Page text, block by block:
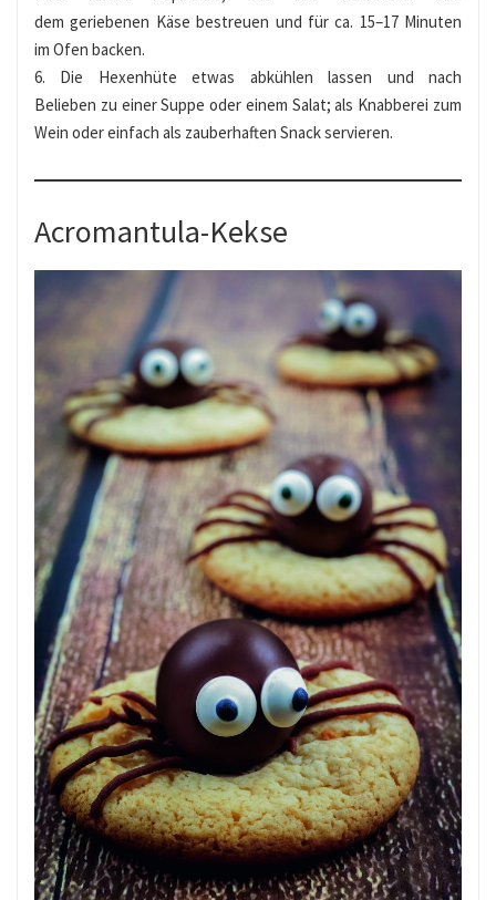
dem geriebenen Käse bestreuen und für ca. 15–17 Minuten
im Ofen backen.
6. Die Hexenhüte etwas abkühlen lassen und nach
Belieben zu einer Suppe oder einem Salat; als Knabberei zum
Wein oder einfach als zauberhaften Snack servieren.
Acromantula-Kekse